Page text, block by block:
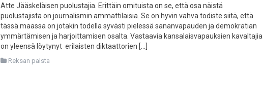
Atte Jääskeläisen puolustajia. Erittäin omituista on se, että osa näistä
puolustajista on journalismin ammattilaisia. Se on hyvin vahva todiste siitä, että
tässä maassa on jotakin todella syvästi pielessä sananvapauden ja demokratian
ymmärtämisen ja harjoittamisen osalta. Vastaavia kansalaisvapauksien kavaltajia
on yleensä löytynyt erilaisten diktaattorien […]
Reksan palsta